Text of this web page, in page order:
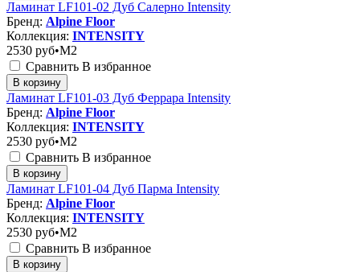
Ламинат LF101-02 Дуб Салерно Intensity
Бренд: Alpine Floor
Коллекция: INTENSITY
2530 руб•M2
Сравнить В избранное
В корзину
Ламинат LF101-03 Дуб Феррара Intensity
Бренд: Alpine Floor
Коллекция: INTENSITY
2530 руб•M2
Сравнить В избранное
В корзину
Ламинат LF101-04 Дуб Парма Intensity
Бренд: Alpine Floor
Коллекция: INTENSITY
2530 руб•M2
Сравнить В избранное
В корзину